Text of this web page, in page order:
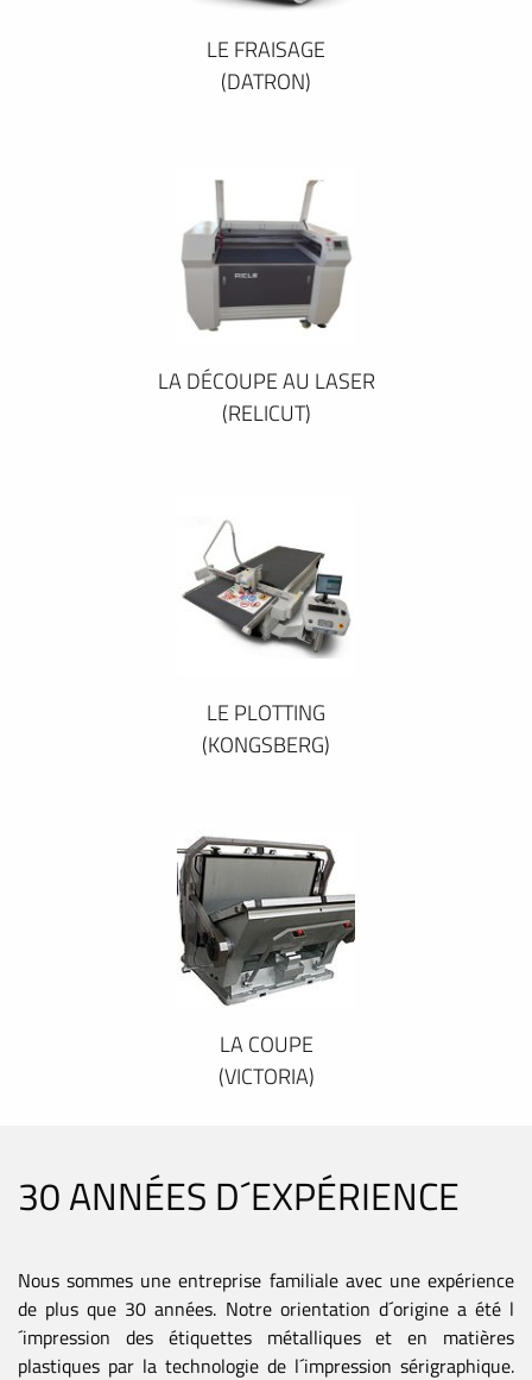
LE FRAISAGE
(DATRON)
LA DÉCOUPE AU LASER
(RELICUT)
LE PLOTTING
(KONGSBERG)
LA COUPE
(VICTORIA)
30 ANNÉES D´EXPÉRIENCE
Nous sommes une entreprise familiale avec une expérience
de plus que 30 années. Notre orientation d´origine a été l
´impression des étiquettes métalliques et en matières
plastiques par la technologie de l´impression sérigraphique.